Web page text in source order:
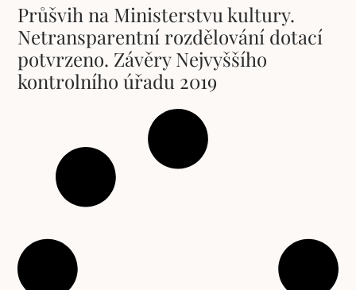
Průšvih na Ministerstvu kultury.
Netransparentní rozdělování dotací
potvrzeno. Závěry Nejvyššího
kontrolního úřadu 2019